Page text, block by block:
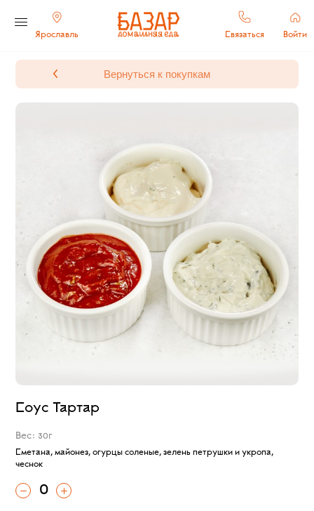
Ярославль Связаться Войти
Вернуться к покупкам
Соус Тартар
Вес: 30г
Сметана, майонез, огурцы соленые, зелень петрушки и укропа,
чеснок
0